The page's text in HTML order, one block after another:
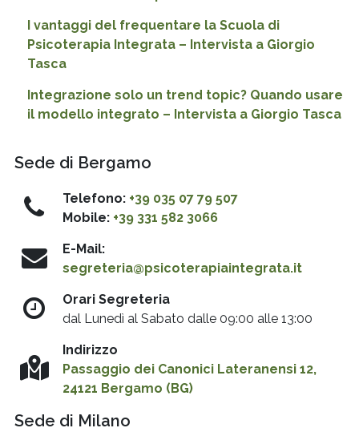
I vantaggi del frequentare la Scuola di
Psicoterapia Integrata – Intervista a Giorgio
Tasca
Integrazione solo un trend topic? Quando usare
il modello integrato – Intervista a Giorgio Tasca
Sede di Bergamo
Telefono: +39 035 07 79 507
Mobile: +39 331 582 3066
E-Mail:
segreteria@psicoterapiaintegrata.it
Orari Segreteria
dal Lunedì al Sabato dalle 09:00 alle 13:00
Indirizzo
Passaggio dei Canonici Lateranensi 12,
24121 Bergamo (BG)
Sede di Milano